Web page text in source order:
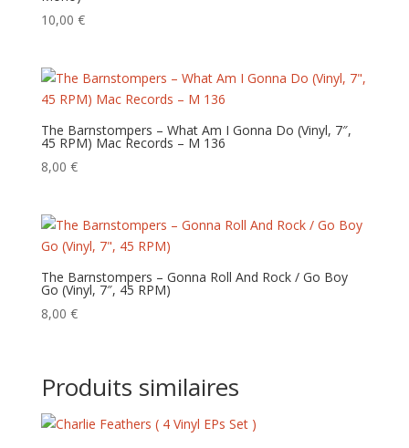
10,00 €
The Barnstompers – What Am I Gonna Do (Vinyl, 7″,
45 RPM) Mac Records – M 136
8,00 €
The Barnstompers – Gonna Roll And Rock / Go Boy
Go (Vinyl, 7″, 45 RPM)
8,00 €
Produits similaires